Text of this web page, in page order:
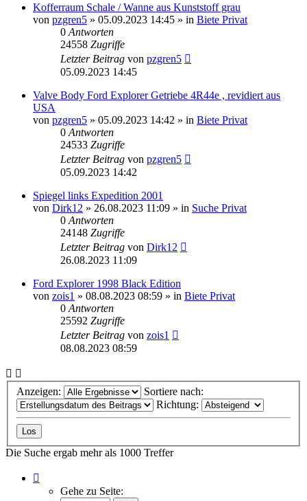
Kofferraum Schale / Wanne aus Kunststoff grau
von pzgren5 » 05.09.2023 14:45 » in Biete Privat
0 Antworten
24558 Zugriffe
Letzter Beitrag von pzgren5
05.09.2023 14:45
Valve Body Ford Explorer Getriebe 4R44e , revidiert aus
USA
von pzgren5 » 05.09.2023 14:42 » in Biete Privat
0 Antworten
24533 Zugriffe
Letzter Beitrag von pzgren5
05.09.2023 14:42
Spiegel links Expedition 2001
von Dirk12 » 26.08.2023 11:09 » in Suche Privat
0 Antworten
24148 Zugriffe
Letzter Beitrag von Dirk12
26.08.2023 11:09
Ford Explorer 1998 Black Edition
von zois1 » 08.08.2023 08:59 » in Biete Privat
0 Antworten
25592 Zugriffe
Letzter Beitrag von zois1
08.08.2023 08:59
Anzeigen:
Sortiere nach:
Richtung:
Die Suche ergab mehr als 1000 Treffer
Gehe zu Seite: